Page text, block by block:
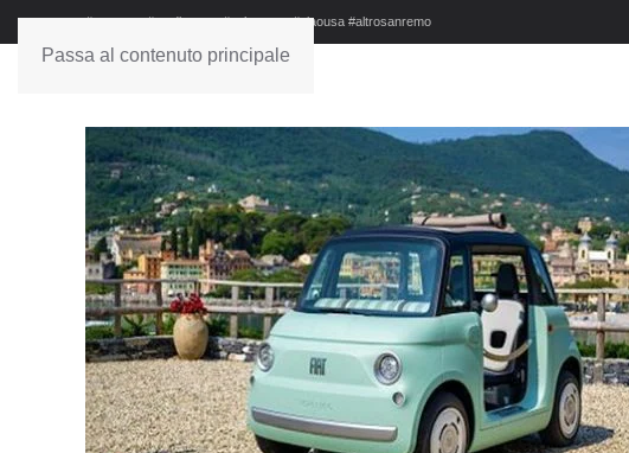
Passa al contenuto principale
#sanremo #studionews #askanews #ciaousa #altrosanremo